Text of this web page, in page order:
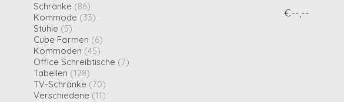
Schränke (86)
Kommode (33)
Stühle (5)
Cube Formen (6)
Kommoden (45)
Office Schreibtische (7)
Tabellen (128)
TV-Schränke (70)
Verschiedene (11)
€--,--